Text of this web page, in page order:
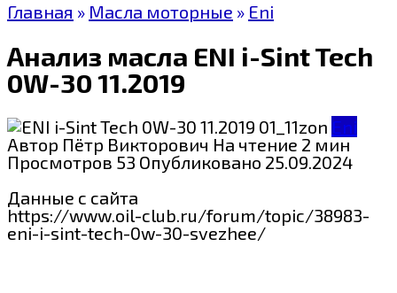
Главная » Масла моторные » Eni
Анализ масла ENI i-Sint Tech
0W-30 11.2019
Eni
Автор Пётр Викторович На чтение 2 мин
Просмотров 53 Опубликовано 25.09.2024
Данные с сайта
https://www.oil-club.ru/forum/topic/38983-
eni-i-sint-tech-0w-30-svezhee/